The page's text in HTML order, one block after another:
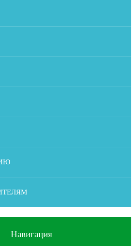
Навигация